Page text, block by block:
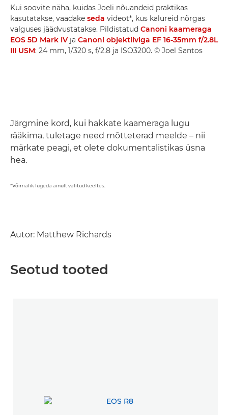
Kui soovite näha, kuidas Joeli nõuandeid praktikas
kasutatakse, vaadake seda videot*, kus kalureid nõrgas
valguses jäädvustatakse. Pildistatud Canoni kaameraga
EOS 5D Mark IV ja Canoni objektiiviga EF 16-35mm f/2.8L
III USM: 24 mm, 1/320 s, f/2.8 ja ISO3200. © Joel Santos
Järgmine kord, kui hakkate kaameraga lugu
rääkima, tuletage need mõtteterad meelde – nii
märkate peagi, et olete dokumentalistikas üsna
hea.
*Võimalik lugeda ainult valitud keeltes.
Autor: Matthew Richards
Seotud tooted